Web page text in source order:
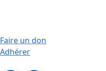
Faire un don
Adhérer